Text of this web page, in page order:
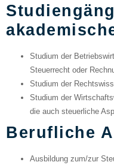
Studium der
Steuerrecht oder
Studium der
Studium der
die auch steuerliche
Berufliche
Ausbildung zum/zur